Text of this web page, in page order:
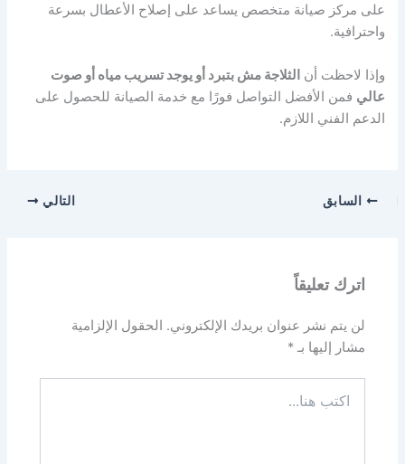
على مركز صيانة متخصص يساعد على إصلاح الأعطال بسرعة
واحترافية.
وإذا لاحظت أن الثلاجة مش بتبرد أو يوجد تسريب مياه أو صوت
عالي فمن الأفضل التواصل فورًا مع خدمة الصيانة للحصول على
الدعم الفني اللازم.
السابق التالي
اترك تعليقاً
لن يتم نشر عنوان بريدك الإلكتروني. الحقول الإلزامية
مشار إليها بـ*
هنا...